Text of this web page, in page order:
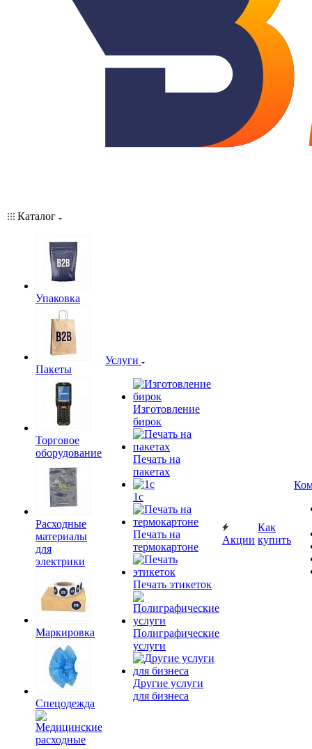
Каталог
Упаковка
Пакеты
Торговое
оборудование
Расходные
материалы
для
электрики
Маркировка
Спецодежда
Услуги
Изготовление
бирок
Печать на
пакетах
1c
Печать на
термокартоне
Печать этикеток
Полиграфические
услуги
Другие услуги
для бизнеса
Акции
Как
купить